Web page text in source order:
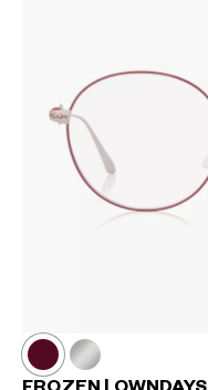
FROZEN | OWNDAYS